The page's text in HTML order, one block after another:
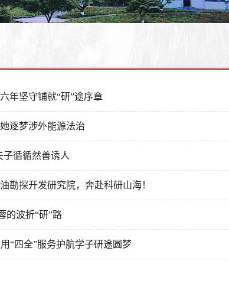
年坚守铺就“研”途序章
逐梦涉外能源法治
循循然善诱人
勘探开发研究院，奔赴科研山海！
的波折“研”路
“四全”服务护航学子研途圆梦